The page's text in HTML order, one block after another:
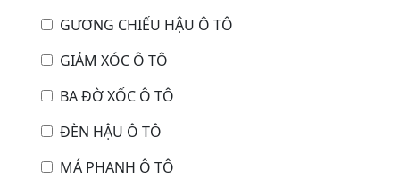
GƯƠNG CHIẾU HẬU Ô TÔ
GIẢM XÓC Ô TÔ
BA ĐỜ XỐC Ô TÔ
ĐÈN HẬU Ô TÔ
MÁ PHANH Ô TÔ